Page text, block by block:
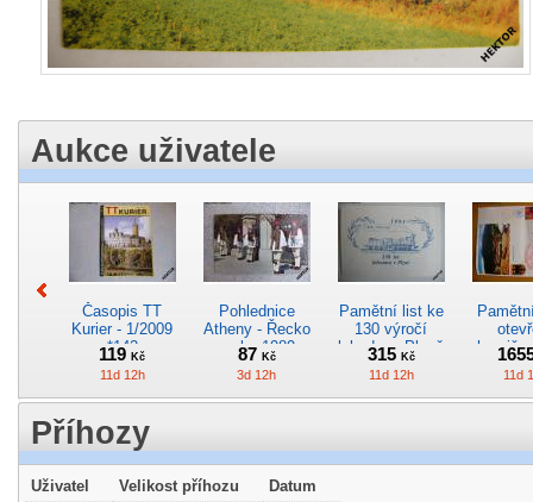
Aukce uživatele
Časopis TT
Kurier - 1/2009
*142
119Kč
11d 12h
Pohlednice
Atheny - Řecko
z roku 1989.
Nová nepoužitá
*5019
87 Kč
3d 12h
Pamětní list ke
130 výročí
lokodepa Plzeň
*2963
315 Kč
11d 12h 11d
Příhozy
Uživatel Velikost příhozu Datum